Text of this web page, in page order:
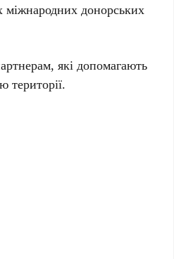
донорських
які допомагають
території.